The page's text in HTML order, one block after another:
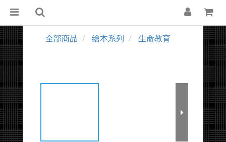
全部商品 繪本系列 生命教育